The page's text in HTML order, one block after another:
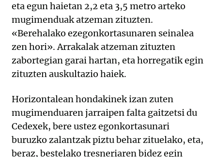
eta egun haietan 2,2 eta 3,5 metro arteko
mugimenduak atzeman zituzten.
«Berehalako ezegonkortasunaren seinalea
zen hori». Arrakalak atzeman zituzten
zabortegian garai hartan, eta horregatik egin
zituzten auskultazio haiek.
Horizontalean hondakinek izan zuten
mugimenduaren jarraipen falta gaitzetsi du
Cedexek, bere ustez egonkortasunari
buruzko zalantzak piztu behar zituelako, eta,
beraz, bestelako tresneriaren bidez egin